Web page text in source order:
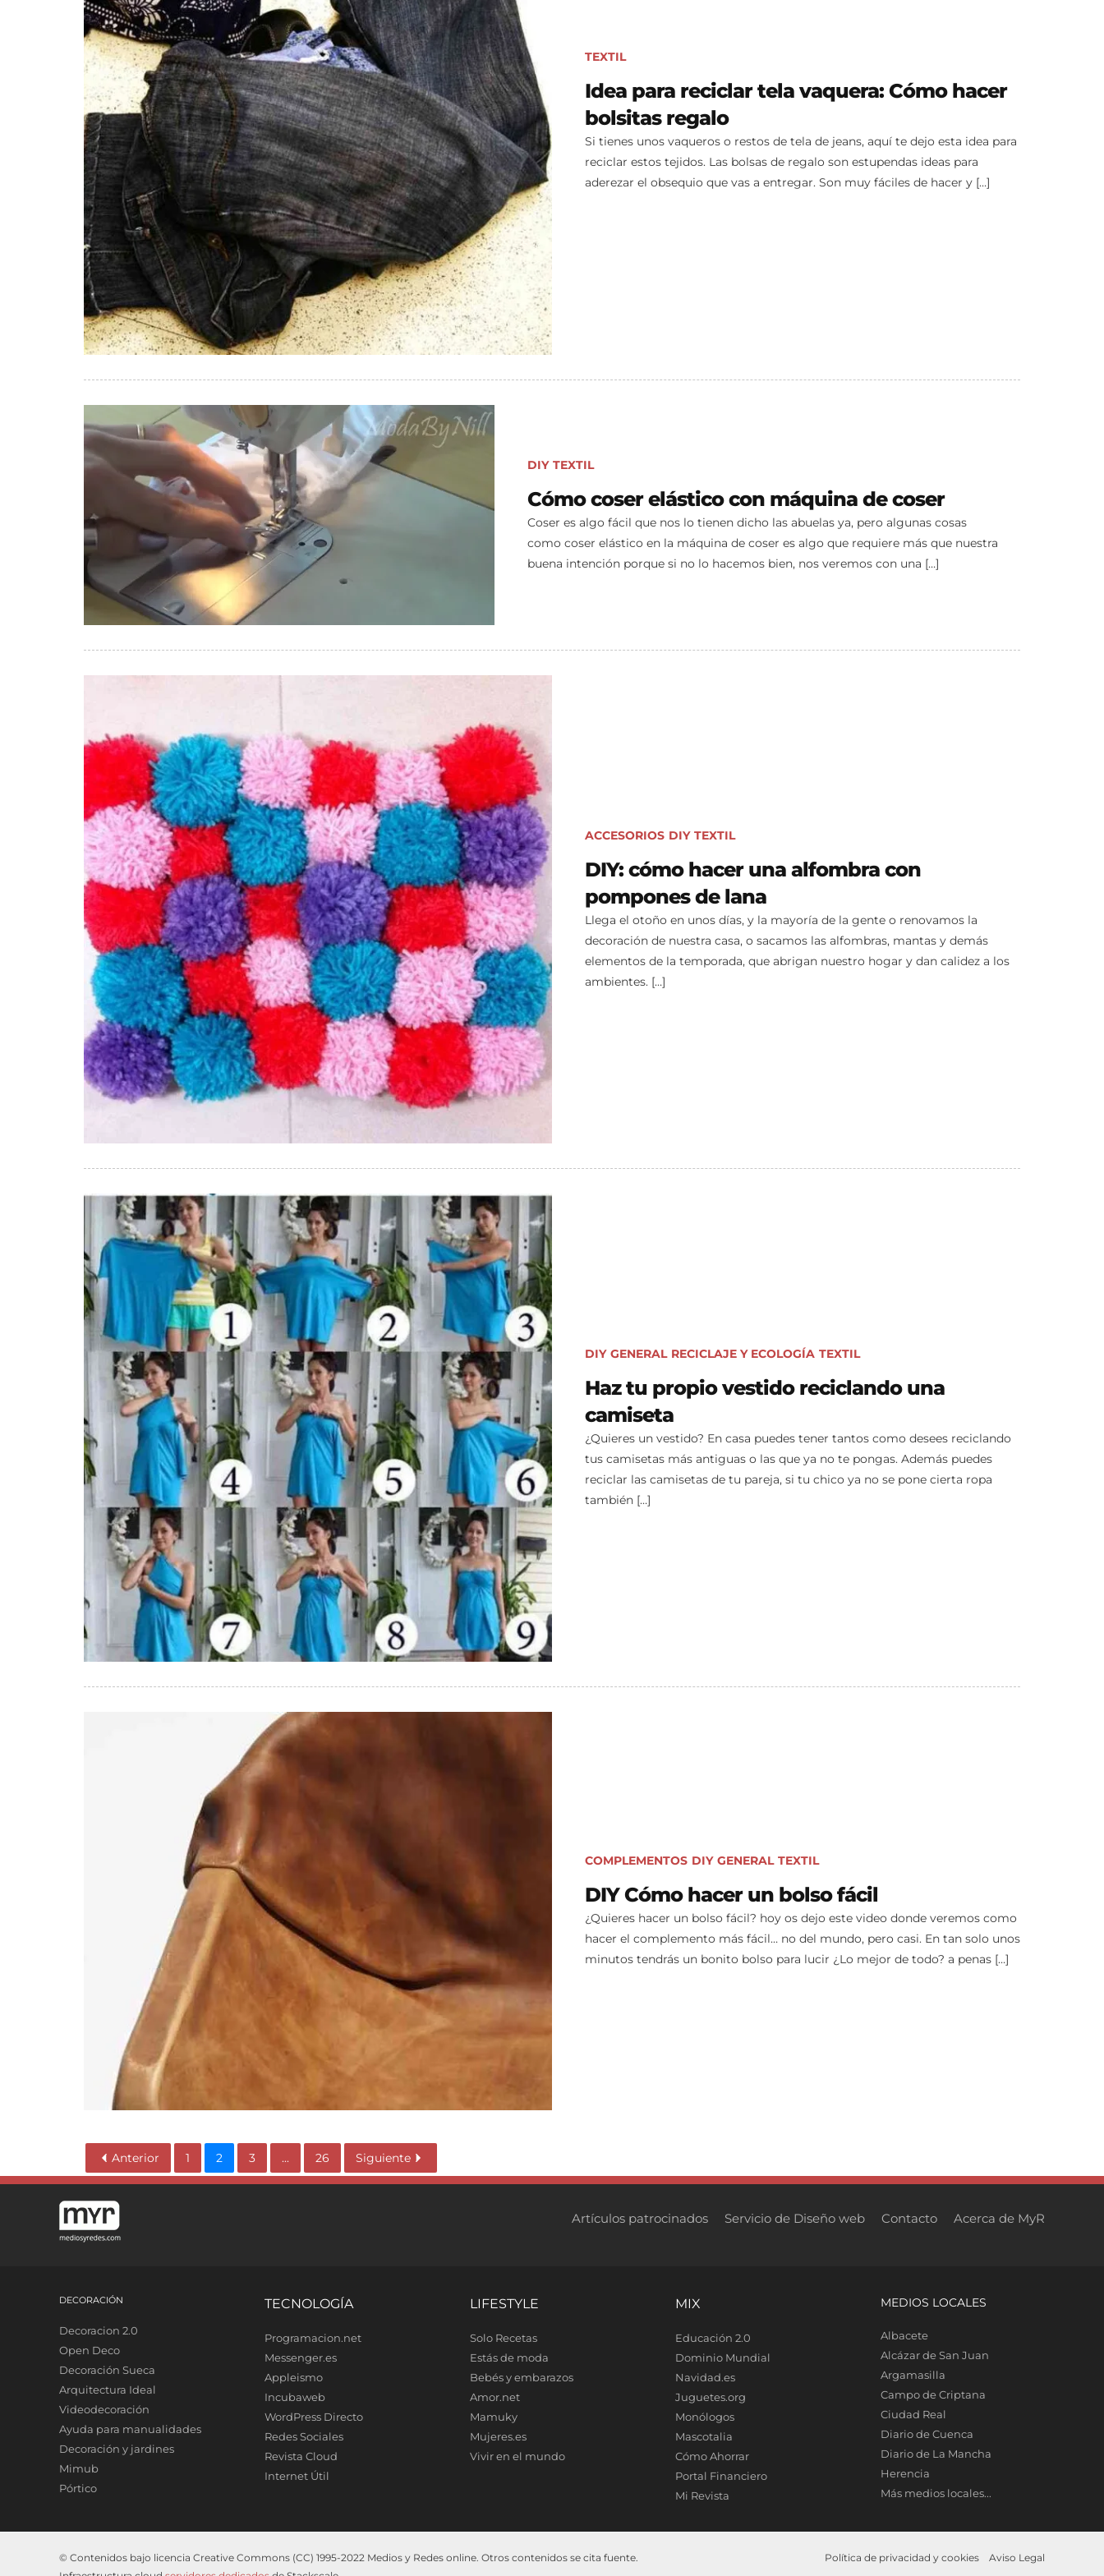
TEXTIL
Idea para reciclar tela vaquera: Cómo hacer
bolsitas regalo
Si tienes unos vaqueros o restos de tela de jeans, aquí te dejo esta idea para
reciclar estos tejidos. Las bolsas de regalo son estupendas ideas para
aderezar el obsequio que vas a entregar. Son muy fáciles de hacer y […]
DIY TEXTIL
Cómo coser elástico con máquina de coser
Coser es algo fácil que nos lo tienen dicho las abuelas ya, pero algunas cosas
como coser elástico en la máquina de coser es algo que requiere más que nuestra
buena intención porque si no lo hacemos bien, nos veremos con una […]
ACCESORIOS DIY TEXTIL
DIY: cómo hacer una alfombra con
pompones de lana
Llega el otoño en unos días, y la mayoría de la gente o renovamos la
decoración de nuestra casa, o sacamos las alfombras, mantas y demás
elementos de la temporada, que abrigan nuestro hogar y dan calidez a los
ambientes. […]
DIY GENERAL RECICLAJE Y ECOLOGÍA TEXTIL
Haz tu propio vestido reciclando una
camiseta
¿Quieres un vestido? En casa puedes tener tantos como desees reciclando
tus camisetas más antiguas o las que ya no te pongas. Además puedes
reciclar las camisetas de tu pareja, si tu chico ya no se pone cierta ropa
también […]
COMPLEMENTOS DIY GENERAL TEXTIL
DIY Cómo hacer un bolso fácil
¿Quieres hacer un bolso fácil? hoy os dejo este video donde veremos como
hacer el complemento más fácil… no del mundo, pero casi. En tan solo unos
minutos tendrás un bonito bolso para lucir ¿Lo mejor de todo? a penas […]
Anterior 1 2 3 ... 26 Siguiente
Artículos patrocinados Servicio de Diseño web Contacto Acerca de MyR
DECORACIÓN
Decoracion 2.0
Open Deco
Decoración Sueca
Arquitectura Ideal
Videodecoración
Ayuda para manualidades
Decoración y jardines
Mimub
Pórtico
TECNOLOGÍA
Programacion.net
Messenger.es
Appleismo
Incubaweb
WordPress Directo
Redes Sociales
Revista Cloud
Internet Útil
LIFESTYLE
Solo Recetas
Estás de moda
Bebés y embarazos
Amor.net
Mamuky
Mujeres.es
Vivir en el mundo
MIX
Educación 2.0
Dominio Mundial
Navidad.es
Juguetes.org
Monólogos
Mascotalia
Cómo Ahorrar
Portal Financiero
Mi Revista
MEDIOS LOCALES
Albacete
Alcázar de San Juan
Argamasilla
Campo de Criptana
Ciudad Real
Diario de Cuenca
Diario de La Mancha
Herencia
Más medios locales...
© Contenidos bajo licencia Creative Commons (CC) 1995-2022 Medios y Redes online. Otros contenidos se cita fuente.
Política de privacidad y cookies Aviso Legal